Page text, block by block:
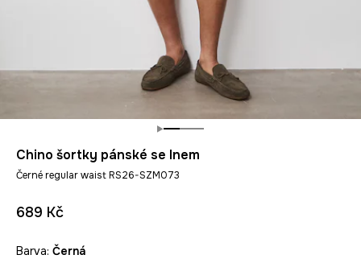
Chino šortky pánské se lnem
Černé regular waist RS26-SZM073
689 Kč
Barva: černá